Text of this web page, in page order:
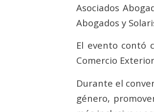
Asociados
Abogados y
El evento contó
Comercio
Durante el
género,